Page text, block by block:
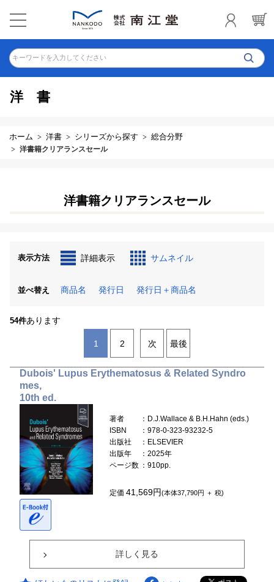
キーワードを入力してください
洋書
ホーム 洋書 シリーズから探す 総合分野
洋書籍クリアランスセール
洋書籍クリアランスセール
表示方法 詳細表示 サムネイル
並べ替え 商品名 発行日 発行日＋商品名
54件あります
1 2 次 最後
Dubois' Lupus Erythematosus & Related Syndro
mes,
10th ed.
著者
：D.J.Wallace & B.H.Hahn (eds.)
ISBN
：978-0-323-93232-5
出版社
：ELSEVIER
出版年
：2025年
ページ数 ：910pp.
定価41,569円(本体37,790円 ＋ 税)
詳しく見る